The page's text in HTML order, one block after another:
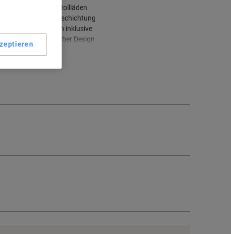
Abschließbare Rollläden
Melaminharzbeschichtung
Zwei Fachböden inklusive
Edles Wenge/Silber Design